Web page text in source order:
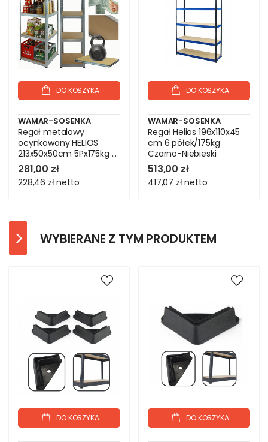
DO KOSZYKA
WAMAR-SOSENKA
Regał metalowy
ocynkowany HELIOS
213x50x50cm 5Px175kg .:.
281,00 zł
228,46 złnetto
DO KOSZYKA
WAMAR-SOSENKA
Regał Helios 196x110x45
cm 6 półek/175kg
Czarno-Niebieski
513,00 zł
417,07 złnetto
WYBIERANE Z TYM PRODUKTEM
DO KOSZYKA DO KOSZYKA